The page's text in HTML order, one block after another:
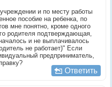
и по месту работы
пособие на ребенка, по
мне понятно, кроме одного
родителя подтверждающая,
и не выплачивалось
не работает)" Если
предприниматель,
Ответить